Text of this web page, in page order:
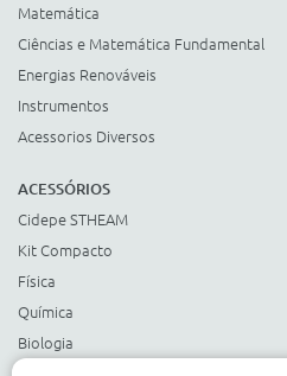
Matemática
Ciências e Matemática Fundamental
Energias Renováveis
Instrumentos
Acessorios Diversos
ACESSÓRIOS
Cidepe STHEAM
Kit Compacto
Física
Química
Biologia